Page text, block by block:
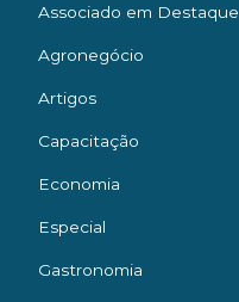
Associado em Destaque
Agronegócio
Artigos
Capacitação
Economia
Especial
Gastronomia